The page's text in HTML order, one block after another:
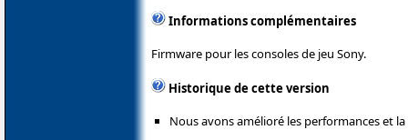
Informations complémentaires
Firmware pour les consoles de jeu Sony.
Historique de cette version
Nous avons amélioré les performances et